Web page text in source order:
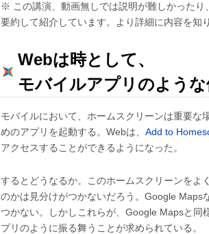
※ この講演、動画無しでは説明が難しかったり
要約して紹介しています。より詳細に内容を知
Webは時として、
モバイルアプリのよう
モバイルにおいて、ホームスクリーンは重要な
めのアプリを起動する。Webは、 Add to
アクセスすることができるようになった。
するとどうなるか。このホームスクリーンをよ
のかは見分けがつかないだろう。Google Maps
つかない。しかしこれらが、Google Mapsと同
プリのように振る舞うことが求められている。